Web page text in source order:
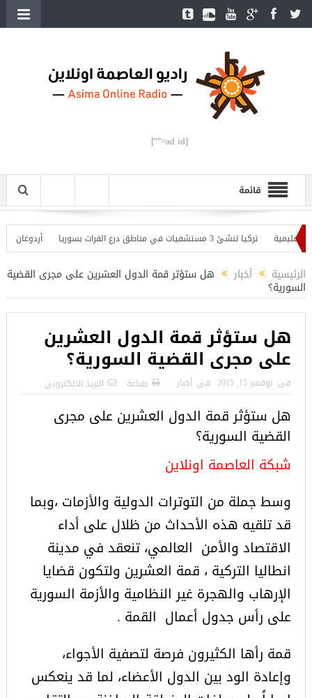
[ad id=""]
قائمة
تركيا تنشئ 3 مستشفيات في مناطق درع الفرات بسوريا
أردوغان يفتتح
الرئيسية أخبار هل ستؤثر قمة الدول العشرين على مجرى القضية
السورية؟
هل ستؤثر قمة الدول العشرين
على مجرى القضية السورية؟
فى: نوفمبر 15, 2015 فى: أخبار طباعة البريد الالكترونى
هل ستؤثر قمة الدول العشرين على مجرى
القضية السورية؟
شبكة العاصمة اونلاين
وسط جملة من التوترات الدولية والأزمات ،وبما
قد تلقيه هذه الأحداث من ظلال على أداء
الاقتصاد والأمن العالمي، تنعقد في مدينة
انطاليا التركية ، قمة العشرين ولتكون قضايا
الإرهاب والهجرة غير النظامية والأزمة السورية
على رأس جدول أعمال القمة .
قمة رأها الكثيرون فرصة لتصفية الأجواء،
وإعادة الود بين الدول الأعضاء، لما قد ينعكس